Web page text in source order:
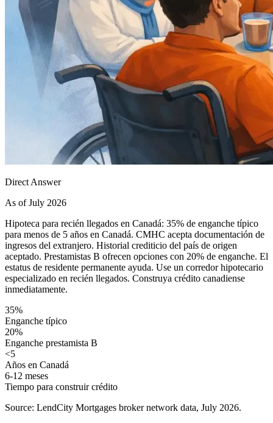
Direct Answer
As of July 2026
Hipoteca para recién llegados en Canadá: 35% de enganche típico
para menos de 5 años en Canadá. CMHC acepta documentación de
ingresos del extranjero. Historial crediticio del país de origen
aceptado. Prestamistas B ofrecen opciones con 20% de enganche. El
estatus de residente permanente ayuda. Use un corredor hipotecario
especializado en recién llegados. Construya crédito canadiense
inmediatamente.
35%
Enganche típico
20%
Enganche prestamista B
<5
Años en Canadá
6-12 meses
Tiempo para construir crédito
Source: LendCity Mortgages broker network data, July 2026.